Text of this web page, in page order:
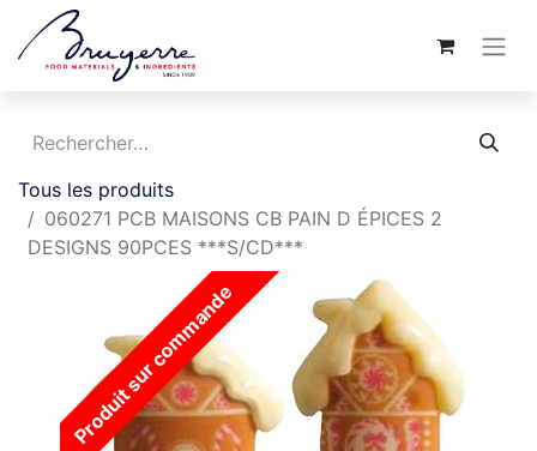
Tous les produits
060271 PCB MAISONS CB PAIN D ÉPICES 2
DESIGNS 90PCES ***S/CD***
Produit sur commande